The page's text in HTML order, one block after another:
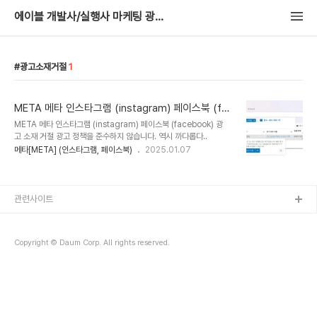
에이블 개발사/실행사 마케팅 광고 대행
광고소재거절 1
META 메타 인스타그램 (instagram) 페이스북 (fac
ebook) 광고 소재 거절 광고 정책을 준수하지 않습
니다.
META 메타 인스타그램 (instagram) 페이스북 (facebook) 광
고 소재 거절 광고 정책을 준수하지 않습니다. 역시 까다롭다..
메타[META] (인스타그램, 페이스북)
2025.01.07
Copyright © Daum Corp. All rights reserved.
관련사이트